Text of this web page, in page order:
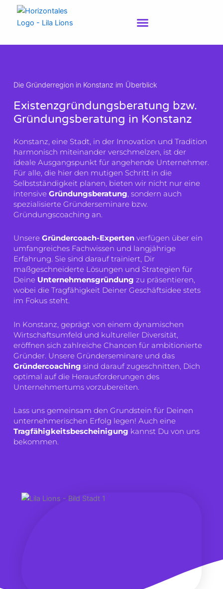
springen
Die Gründerregion in Konstanz im Überblick
Existenzgründungsberatung bzw.
Gründungsberatung in Konstanz
Konstanz, eine Stadt, in der Innovation und Tradition
harmonisch miteinander verschmelzen, ist der
ideale Ausgangspunkt für angehende Unternehmer.
Für alle, die hier den mutigen Schritt in die
Selbstständigkeit planen, bieten wir nicht nur eine
intensiveGründungsberatung, sondern auch
spezialisierte Gründerseminare bzw.
Gründungscoaching an.
UnsereGründercoach-Experten verfügen über ein
umfangreiches Fachwissen und langjährige
Erfahrung. Sie sind darauf trainiert, Dir
maßgeschneiderte Lösungen und Strategien für
Deine Unternehmensgründung zu präsentieren,
wobei die Tragfähigkeit Deiner Geschäftsidee stets
im Fokus steht.
In Konstanz, geprägt von einem dynamischen
Wirtschaftsumfeld und kultureller Diversität,
eröffnen sich zahlreiche Chancen für ambitionierte
Gründer. Unsere Gründerseminare und das
Gründercoaching sind darauf zugeschnitten, Dich
optimal auf die Herausforderungen des
Unternehmertums vorzubereiten.
Lass uns gemeinsam den Grundstein für Deinen
unternehmerischen Erfolg legen! Auch eine
Tragfähigkeitsbescheinigung kannst Du von uns
bekommen.